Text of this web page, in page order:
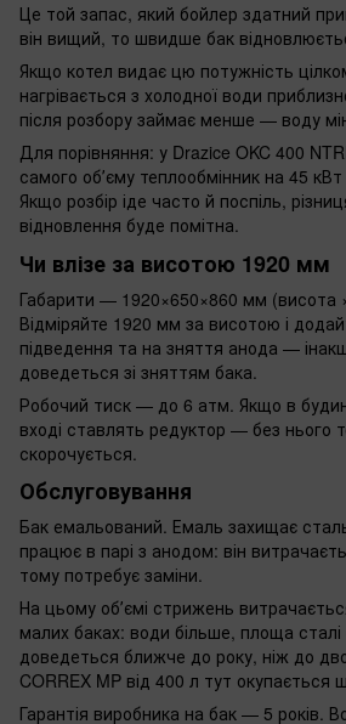
Це той запас, який бойлер здатний
він вищий, то швидше бак
Якщо котел видає цю потужність
нагрівається з холодної води
після розбору займає менше — воду
Для порівняння: у Drazice OKC 400
самого обʼєму теплообмінник на 45
Якщо розбір іде часто й поспіль,
відновлення буде помітна.
Чи влізе за висотою 1920 мм
Габарити — 1920×650×860 мм (висота
Відміряйте 1920 мм за висотою і
підведення та на зняття анода —
доведеться зі зняттям бака.
Робочий тиск — до 6 атм. Якщо в
вході ставлять редуктор — без нього
скорочується.
Обслуговування
Бак емальований. Емаль захищає
працює в парі з анодом: він
тому потребує заміни.
На цьому обʼємі стрижень
малих баках: води більше, площа сталі
доведеться ближче до року, ніж до
CORREX MP від 400 л тут окупається
Гарантія виробника на бак — 5 років.